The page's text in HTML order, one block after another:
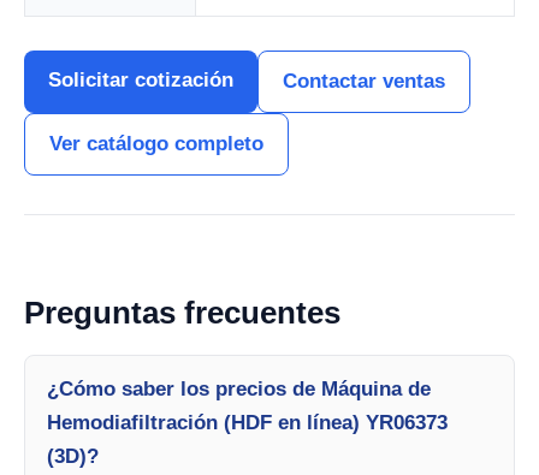
Solicitar cotización Contactar ventas
Ver catálogo completo
Preguntas frecuentes
¿Cómo saber los precios de Máquina de
Hemodiafiltración (HDF en línea) YR06373
(3D)?